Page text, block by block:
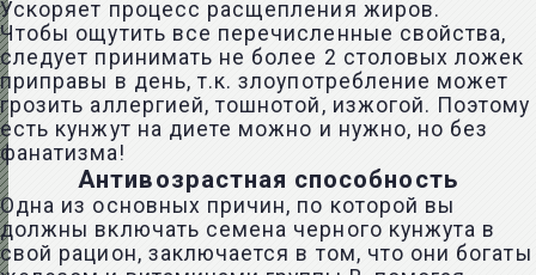
Ускоряет процесс расщепления жиров.
Чтобы ощутить все перечисленные свойства,
следует принимать не более 2 столовых ложек
приправы в день, т.к. злоупотребление может
грозить аллергией, тошнотой, изжогой. Поэтому
есть кунжут на диете можно и нужно, но без
фанатизма!
Антивозрастная способность
Одна из основных причин, по которой вы
должны включать семена черного кунжута в
свой рацион, заключается в том, что они богаты